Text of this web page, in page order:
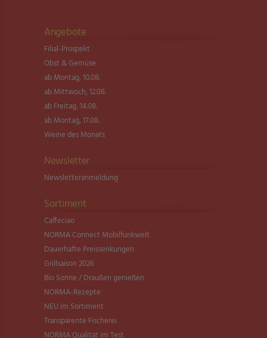
Angebote
Filial-Prospekt
Obst & Gemüse
ab Montag, 10.08.
ab Mittwoch, 12.08.
ab Freitag, 14.08.
ab Montag, 17.08.
Weine des Monats
Newsletter
Newsletter­anmeldung
Sortiment
Caffeciao
NORMA Connect Mobilfunkwelt
Dauerhafte Preissenkungen
Grillsaison 2026
Bio Sonne / Draußen genießen
NORMA-Rezepte
NEU im Sortiment
Transparente Fischerei
NORMA Qualität im Test